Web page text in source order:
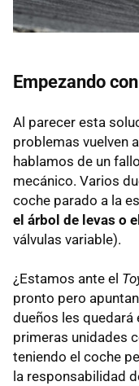
Empezando
Al parecer esta
problemas vuelven
hablamos de un
mecánico. Varios
coche parado a la
el árbol de levas o
válvulas variable).
¿Estamos ante el
pronto pero
dueños les
primeras unidades
teniendo el coche
la responsabilidad